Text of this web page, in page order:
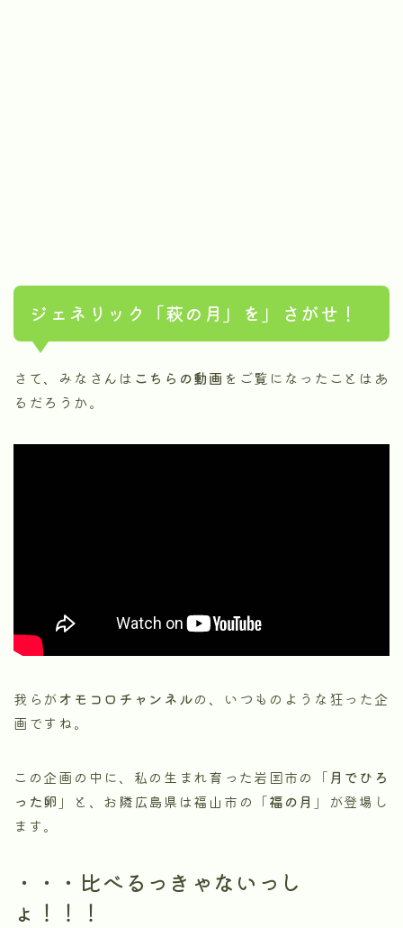
ジェネリック「萩の月」を」さがせ！
さて、みなさんは こちらの動画 をご覧になったことはあ
るだろうか。
我らがオモコロチャンネルの、いつものような狂った企
画ですね。
この企画の中に、私の生まれ育った岩国市の「 月でひろ
った卵 」と、お隣広島県は福山市の「福の月 」が登場し
ます。
・・・比べるっきゃないっし
ょ！！！